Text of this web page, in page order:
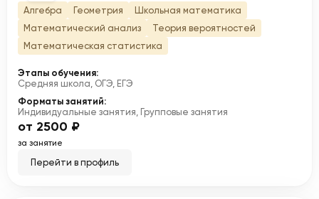
Алгебра Геометрия
Школьная математика
Математический анализ
Теория вероятностей
Математическая статистика
Этапы обучения:
Средняя школа, ОГЭ, ЕГЭ
Форматы занятий:
Индивидуальные занятия, Групповые занятия
от 2500 ₽
за занятие
Перейти в профиль